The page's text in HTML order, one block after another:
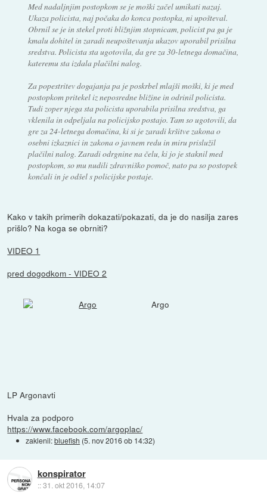
Med nadaljnjim postopkom se je moški začel umikati nazaj.
Ukaza policista, naj počaka do konca postopka, ni upošteval.
Obrnil se je in stekel proti bližnjim stopnicam, policist pa ga je
kmalu dohitel in zaradi neupoštevanja ukazov uporabil prisilna
sredstva. Policista sta ugotovila, da gre za 30-letnega domačina,
kateremu sta izdala plačilni nalog.
Za popestritev dogajanja pa je poskrbel mlajši moški, ki je med
postopkom pritekel iz neposredne bližine in odrinil policista.
Tudi zoper njega sta policista uporabila prisilna sredstva, ga
vklenila in odpeljala na policijsko postajo. Tam so ugotovili, da
gre za 24-letnega domačina, ki si je zaradi kršitve zakona o
osebni izkaznici in zakona o javnem redu in miru prislužil
plačilni nalog. Zaradi odrgnine na čelu, ki jo je staknil med
postopkom, so mu nudili zdravniško pomoč, nato pa so postopek
končali in je odšel s policijske postaje.
Kako v takih primerih dokazati/pokazati, da je do nasilja zares
prišlo? Na koga se obrniti?
VIDEO 1
pred dogodkom - VIDEO 2
Argo
LP Argonavti
Hvala za podporo
https://www.facebook.com/argoplac/
zaklenil:bluefish (5. nov 2016 ob 14:32)
konspirator
::31. okt 2016, 14:07